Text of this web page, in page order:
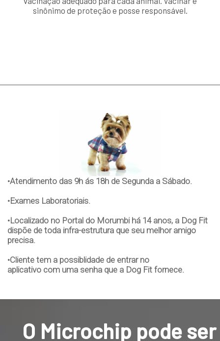
sinônimo de proteção e posse responsável.
•Atendimento das 9h ás 18h de Segunda a Sábado.
•Exames Laboratoriais.
•Localizado no Portal do Morumbi há 14 anos, a Dog Fit
dispõe de toda infra-estrutura que seu melhor amigo
precisa.
•Cliente tem a possiblidade de entrar no
aplicativo com uma senha que a Dog Fit fornece.
O Microchip pode ser